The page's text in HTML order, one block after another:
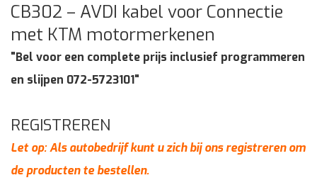
CB302 – AVDI kabel voor Connectie
met KTM motormerkenen
"Bel voor een complete prijs inclusief programmeren
en slijpen 072-5723101"
REGISTREREN
Let op: Als autobedrijf kunt u zich bij ons registreren om
de producten te bestellen.